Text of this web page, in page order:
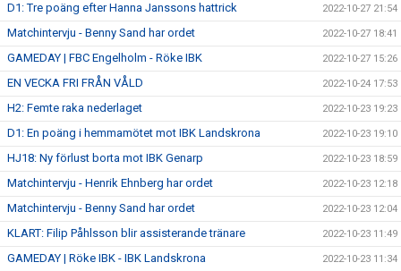
D1: Tre poäng efter Hanna Janssons hattrick 2022-10-27 21:54
Matchintervju - Benny Sand har ordet 2022-10-27 18:41
GAMEDAY | FBC Engelholm - Röke IBK 2022-10-27 15:26
EN VECKA FRI FRÅN VÅLD 2022-10-24 17:53
H2: Femte raka nederlaget 2022-10-23 19:23
D1: En poäng i hemmamötet mot IBK Landskrona 2022-10-23 19:10
HJ18: Ny förlust borta mot IBK Genarp 2022-10-23 18:59
Matchintervju - Henrik Ehnberg har ordet 2022-10-23 12:18
Matchintervju - Benny Sand har ordet 2022-10-23 12:04
KLART: Filip Påhlsson blir assisterande tränare 2022-10-23 11:49
GAMEDAY | Röke IBK - IBK Landskrona 2022-10-23 11:34